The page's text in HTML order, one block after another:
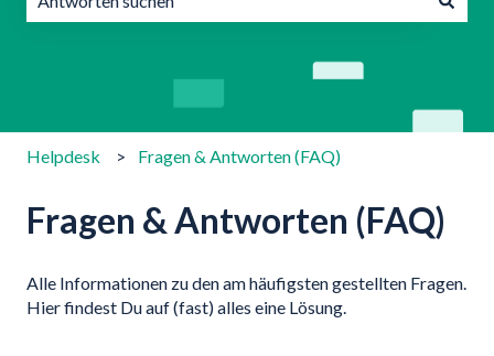
Helpdesk Fragen & Antworten (FAQ)
Fragen & Antworten (FAQ)
Alle Informationen zu den am häufigsten gestellten Fragen.
Hier findest Du auf (fast) alles eine Lösung.